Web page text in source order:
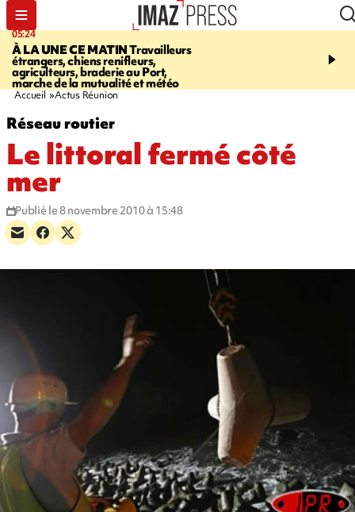
05:24
À LA UNE CE MATINTravailleurs
étrangers, chiens renifleurs,
agriculteurs, braderie au Port,
marche de la mutualité et météo
07:05
mobilisés pour traquer
Accueil Actus Réunion
Réseau routier
Le littoral fermé côté
mer
Publié le 8 novembre 2010 à 15:48